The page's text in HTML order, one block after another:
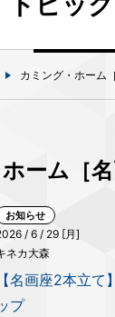
カミング・ホーム
ーム［名
お知らせ
/ 6 / 29 [月]
ネカ大森
【名画座2本立
プ